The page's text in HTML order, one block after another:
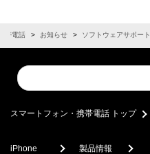
帯電話 お知らせ ソフトウェアサポート
Conduct
a
スマートフォン・携帯電話 トップ
iPhone 製品情報